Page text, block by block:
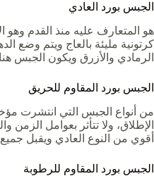
الجبس بورد العادي
هو المتعارف عليه منذ القدم
كرتونية مليئة بالعاج ويتم وضع
الرمادي والأزرق ويكون الجبس
الجبس بورد المقاوم للحريق
من أنواع الجبس التي انتشرت
الإطلاق، ولا تتأثر بعوامل الزمن
أقوي من النوع العادي ويقبل
الجبس بورد المقاوم للرطوبة